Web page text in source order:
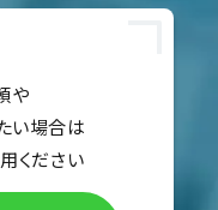
や
い場合は
ください